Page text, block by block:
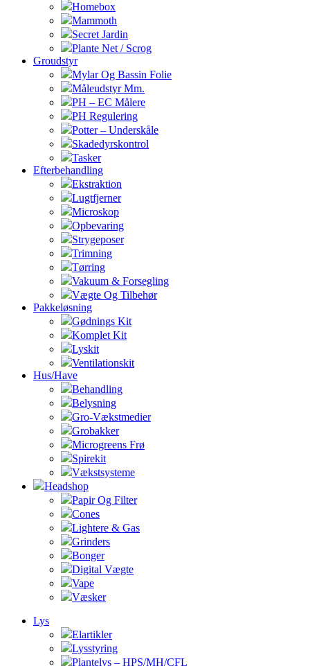
Homebox
Mammoth
Secret Jardin
Plante Net / Scrog
Groudstyr
Mylar Og Bassin Folie
Måleudstyr Mm.
PH – EC Målere
PH Regulering
Potter – Underskåle
Skadedyrskontrol
Tasker
Efterbehandling
Ekstraktion
Lugtfjerner
Microskop
Opbevaring
Strygeposer
Trimning
Tørring
Vakuum & Forsegling
Vægte Og Tilbehør
Pakkeløsning
Gødnings Kit
Komplet Kit
Lyskit
Ventilationskit
Hus/Have
Behandling
Belysning
Gro-Vækstmedier
Grobakker
Microgreens Frø
Spirekit
Vækstsysteme
Headshop
Papir Og Filter
Cones
Lightere & Gas
Grinders
Bonger
Digital Vægte
Vape
Væsker
Lys
Elartikler
Lysstyring
Plantelys – HPS/MH/CFL